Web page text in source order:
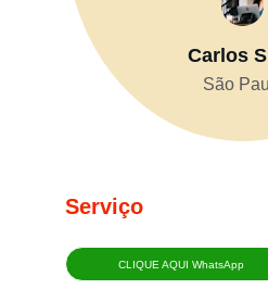
Carlos
São
Serviço
CLIQUE AQUI WhatsApp